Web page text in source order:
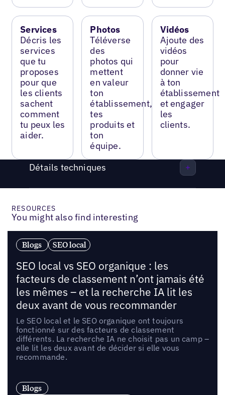
Services
Décris les
services
que tu
proposes
pour que
les clients
sachent
comment
tu peux les
aider.
Photos
Téléverse
des
photos qui
mettent
en valeur
ton
établissement,
tes
produits et
ton
équipe.
Vidéos
Ajoute des
vidéos
pour
donner vie
à ton
établissement
et engager
les
clients.
Détails techniques
RESOURCES
You might also find interesting
Blogs SEO local
SEO local vs SEO organique : les
facteurs de classement n’ont jamais été
les mêmes – et la recherche IA lit les
deux avant de vous recommander
Le SEO local et le SEO organique ont toujours
fonctionné sur des facteurs de classement
différents. La recherche IA ne choisit pas un camp –
elle lit les deux avant de décider si elle vous
recommande.
Blogs